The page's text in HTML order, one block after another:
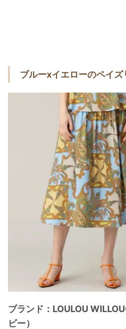
ブルーxイエローのペイズ
ブランド：LOULOU
ビー）